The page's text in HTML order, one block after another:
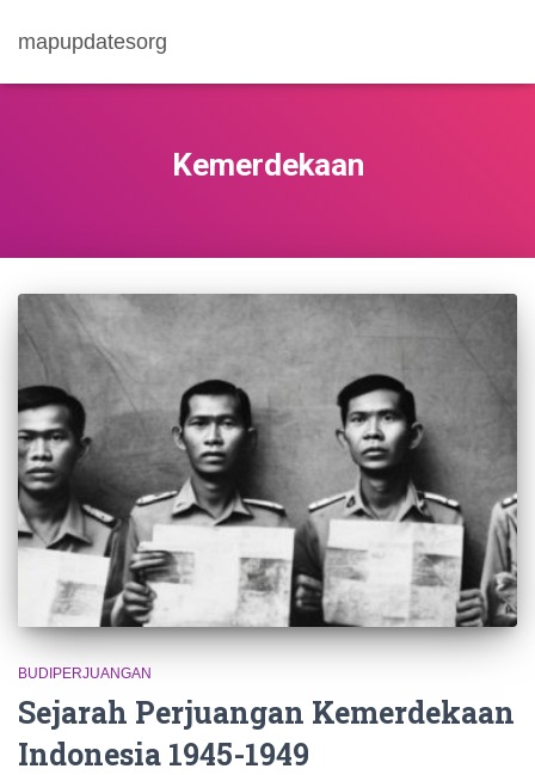
mapupdatesorg
Kemerdekaan
BUDIPERJUANGAN
Sejarah Perjuangan Kemerdekaan
Indonesia 1945-1949